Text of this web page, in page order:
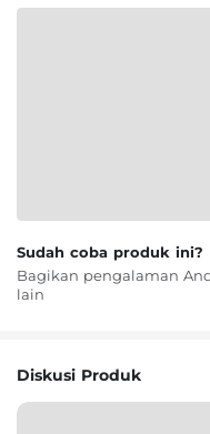
Sudah coba produk ini?
Bagikan pengalaman
lain
Diskusi Produk